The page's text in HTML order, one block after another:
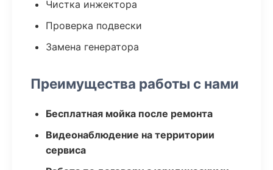
Чистка инжектора
Проверка подвески
Замена генератора
Преимущества работы с нами
Бесплатная мойка после ремонта
Видеонаблюдение на территории
сервиса